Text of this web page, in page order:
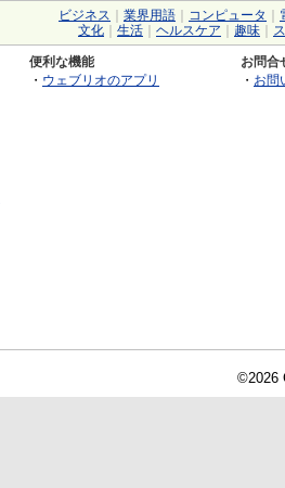
ビジネス 業界用語 コンピュータ
文化
生活 ヘルスケア 趣味
便利な機能
・ ウェブリオのアプリ
お問合
・ お問
©2026